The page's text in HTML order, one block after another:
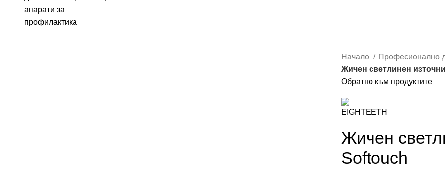
Начало
Професионално
Жичен светлинен
Обратно към продуктите
Жичен
Softouch